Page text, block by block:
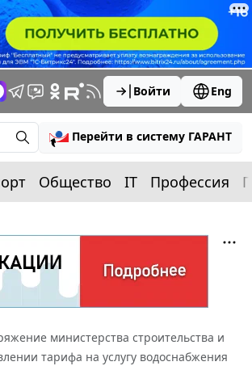
Войти Eng
Перейти в систему ГАРАНТ
Общество IT Профессия
министерства строительства и
тарифа на услугу водоснабжения